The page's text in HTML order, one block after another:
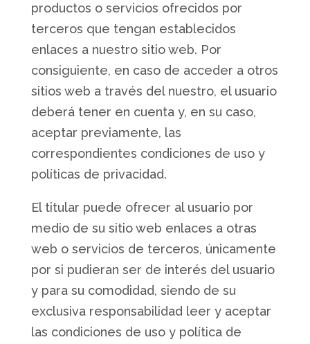
productos o servicios ofrecidos por
terceros que tengan establecidos
enlaces a nuestro sitio web. Por
consiguiente, en caso de acceder a otros
sitios web a través del nuestro, el usuario
deberá tener en cuenta y, en su caso,
aceptar previamente, las
correspondientes condiciones de uso y
políticas de privacidad.
El titular puede ofrecer al usuario por
medio de su sitio web enlaces a otras
web o servicios de terceros, únicamente
por si pudieran ser de interés del usuario
y para su comodidad, siendo de su
exclusiva responsabilidad leer y aceptar
las condiciones de uso y política de